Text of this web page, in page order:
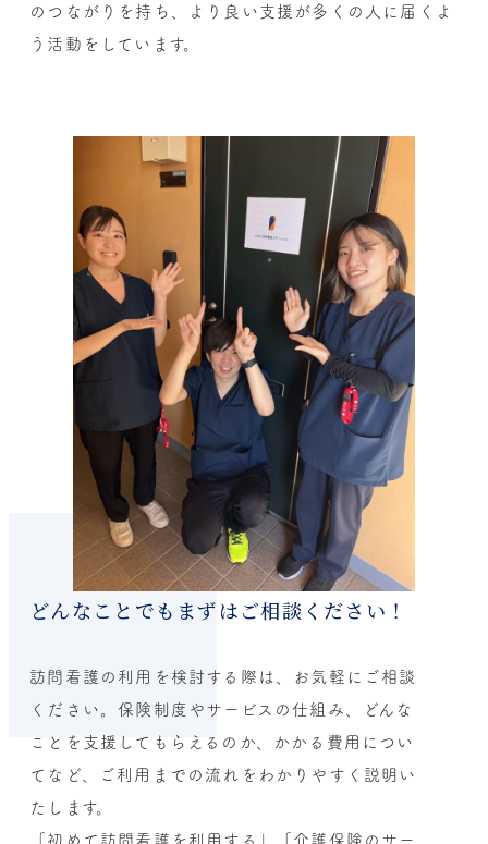
のつながりを持ち、より良い支援が多くの人に届くよ
う活動をしています。
どんなことでもまずはご相談ください！
訪問看護の利用を検討する際は、お気軽にご相談
ください。保険制度やサービスの仕組み、どんな
ことを支援してもらえるのか、かかる費用につい
てなど、ご利用までの流れをわかりやすく説明い
たします。
「初めて訪問看護を利用する」「介護保険のサー